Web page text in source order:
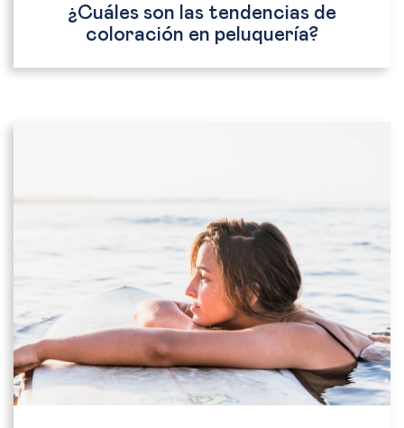
¿Cuáles son las tendencias de
coloración en peluquería?